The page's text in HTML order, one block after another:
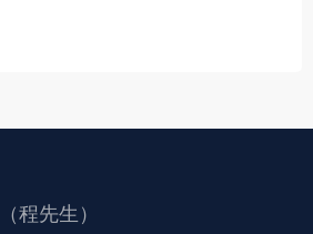
（程先生）